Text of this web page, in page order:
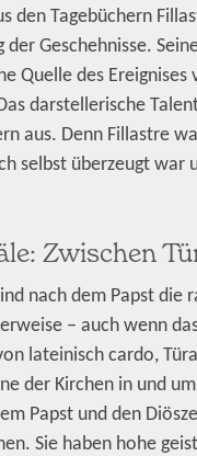
den Tagebüchern
der Geschehnisse.
Quelle des
darstellerische
aus. Denn Fillastre
selbst überzeugt
Zwischen
nach dem Papst die
– auch wenn
lateinisch cardo,
der Kirchen in und
Papst und den
Sie haben hohe